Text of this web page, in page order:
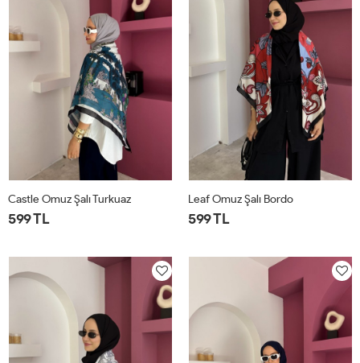
Castle Omuz Şalı Turkuaz
599 TL
Leaf Omuz Şalı Bordo
599 TL